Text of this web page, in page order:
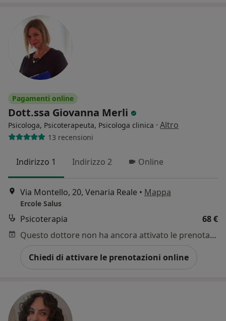
Pagamenti online
Dott.ssa Giovanna Merli
Psicologa, Psicoterapeuta, Psicologa clinica · Altro
13 recensioni
Indirizzo 1 Indirizzo 2 Online
Via Montello, 20, Venaria Reale • Mappa
Ercole Salus
Psicoterapia
68 €
Questo dottore non ha ancora attivato le prenotazioni online presso questo indirizzo.
Chiedi di attivare le prenotazioni online